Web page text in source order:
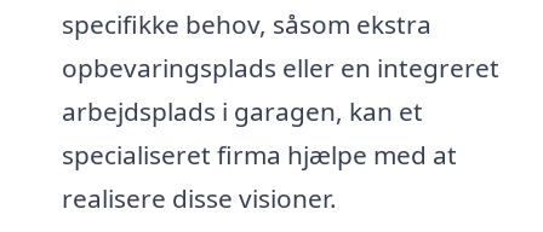
specifikke behov, såsom ekstra
opbevaringsplads eller en integreret
arbejdsplads i garagen, kan et
specialiseret firma hjælpe med at
realisere disse visioner.